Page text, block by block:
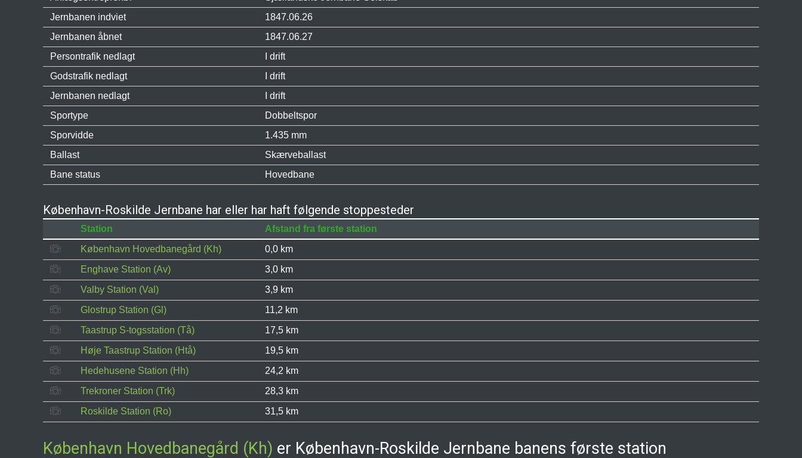
Jernbanen indviet
1847.06.26
Jernbanen åbnet
1847.06.27
Persontrafik nedlagt
I drift
Godstrafik nedlagt
I drift
Jernbanen nedlagt
I drift
Sportype
Dobbeltspor
Sporvidde
1.435 mm
Ballast
Skærveballast
Bane status
Hovedbane
København-Roskilde Jernbane har eller har haft følgende stoppesteder
Station
Afstand fra første station
København Hovedbanegård (Kh)
0,0 km
Enghave Station (Av)
3,0 km
Valby Station (Val)
3,9 km
Glostrup Station (Gl)
11,2 km
Taastrup S-togsstation (Tå)
17,5 km
Høje Taastrup Station (Htå)
19,5 km
Hedehusene Station (Hh)
24,2 km
Trekroner Station (Trk)
28,3 km
Roskilde Station (Ro)
31,5 km
København Hovedbanegård (Kh) er København-Roskilde Jernbane banens første station